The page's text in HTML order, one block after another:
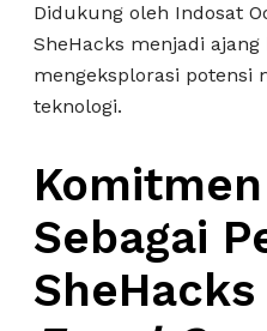
Didukung oleh Indosat
SheHacks menjadi
mengeksplorasi potensi
teknologi.
Sebagai